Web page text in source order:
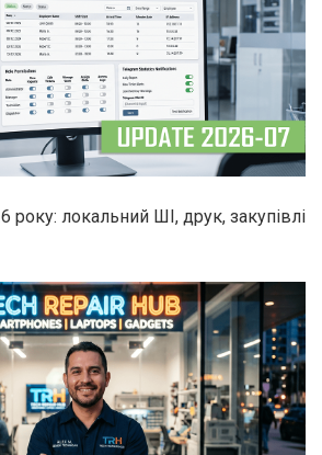
року: локальний ШІ, друк, закупівлі